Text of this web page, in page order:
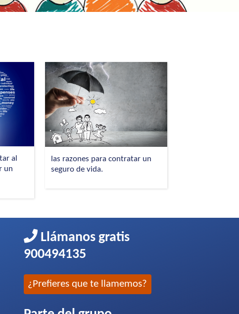
al
un
las razones para contratar un
seguro de vida.
Llámanos gratis
900494135
¿Prefieres que te llamemos?